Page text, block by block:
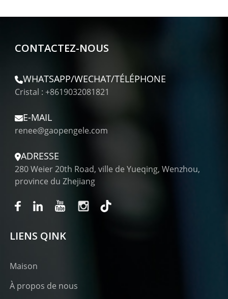
CONTACTEZ-NOUS
WHATSAPP/WECHAT/TÉLÉPHONE
Cristal : +8619032081821
E-MAIL
renee@gaopengele.com
ADRESSE
280 Weier 20th Road, ville de Yueqing, Wenzhou,
province du Zhejiang
LIENS QINK
Maison
À propos de nous